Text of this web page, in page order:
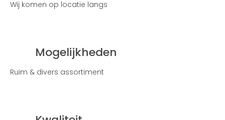
Wij komen op locatie langs
Mogelijkheden
Ruim & divers assortiment